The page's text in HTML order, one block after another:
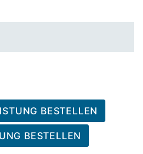
BESTELLEN
BESTELLEN